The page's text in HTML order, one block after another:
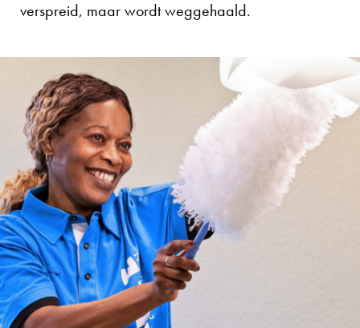
verspreid, maar wordt weggehaald.